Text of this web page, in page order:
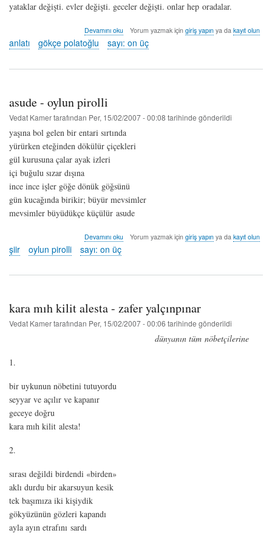
yataklar değişti. evler değişti. geceler değişti. onlar hep oradalar.
ça
commence
avec
-
hakkında
Devamını oku Yorum yazmak için giriş yapınya da kayıt olun
anlatı gökçe polatoğlu sayı: on üç
asude - oylun pirolli
Vedat Kamertarafından Per, 15/02/2007 - 00:08 tarihinde gönderildi
yaşına bol gelen bir entari sırtında
yürürken eteğinden dökülür çiçekleri
gül kurusuna çalar ayak izleri
içi buğulu sızar dışına
ince ince işler göğe dönük göğsünü
gün kucağında birikir; büyür mevsimler
mevsimler büyüdükçe küçülür asude
asude
oylun
hakkında
Devamını oku Yorum yazmak için giriş yapınya da kayıt olun
şiir oylun pirolli sayı: on üç
kara mıh kilit alesta - zafer yalçınpınar
Vedat Kamertarafından Per, 15/02/2007 - 00:06 tarihinde gönderildi
dünyanın tüm nöbetçilerine
1.
bir uykunun nöbetini tutuyordu
seyyar ve açılır ve kapanır
geceye doğru
kara mıh kilit alesta!
2.
sırası değildi birdendi «birden»
aklı durdu bir akarsuyun kesik
tek başımıza iki kişiydik
gökyüzünün gözleri kapandı
ayla ayın etrafını sardı